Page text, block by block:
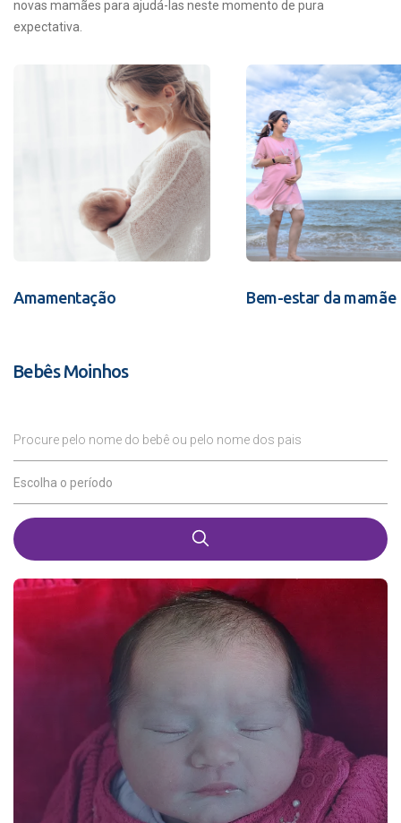
novas mamães para ajudá-las neste momento de pura
expectativa.
Amamentação Bem-estar da mamãe
Bebês Moinhos
Procure pelo nome do bebê ou pelo nome dos pais
Escolha o período